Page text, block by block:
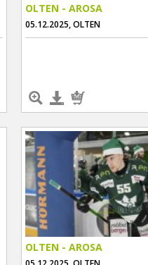
OLTEN - AROSA
05.12.2025, OLTEN
OLTEN - AROSA